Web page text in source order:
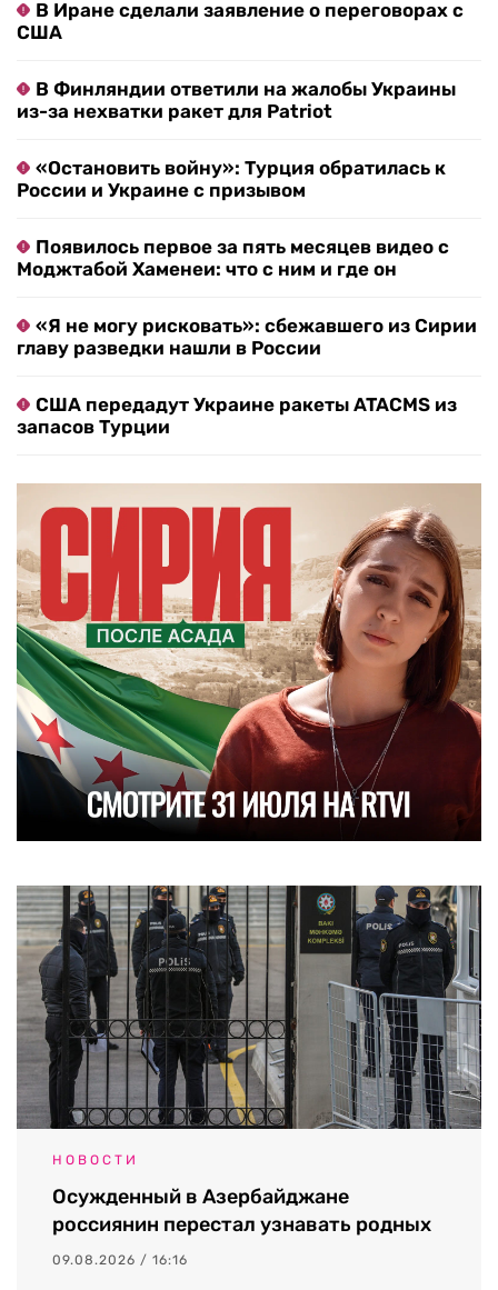
В Иране сделали заявление о переговорах с
США
В Финляндии ответили на жалобы Украины
из-за нехватки ракет для Patriot
«Остановить войну»: Турция обратилась к
России и Украине с призывом
Появилось первое за пять месяцев видео с
Моджтабой Хаменеи: что с ним и где он
«Я не могу рисковать»: сбежавшего из Сирии
главу разведки нашли в России
США передадут Украине ракеты ATACMS из
запасов Турции
НОВОСТИ
Осужденный в Азербайджане
россиянин перестал узнавать родных
09.08.2026 / 16:16